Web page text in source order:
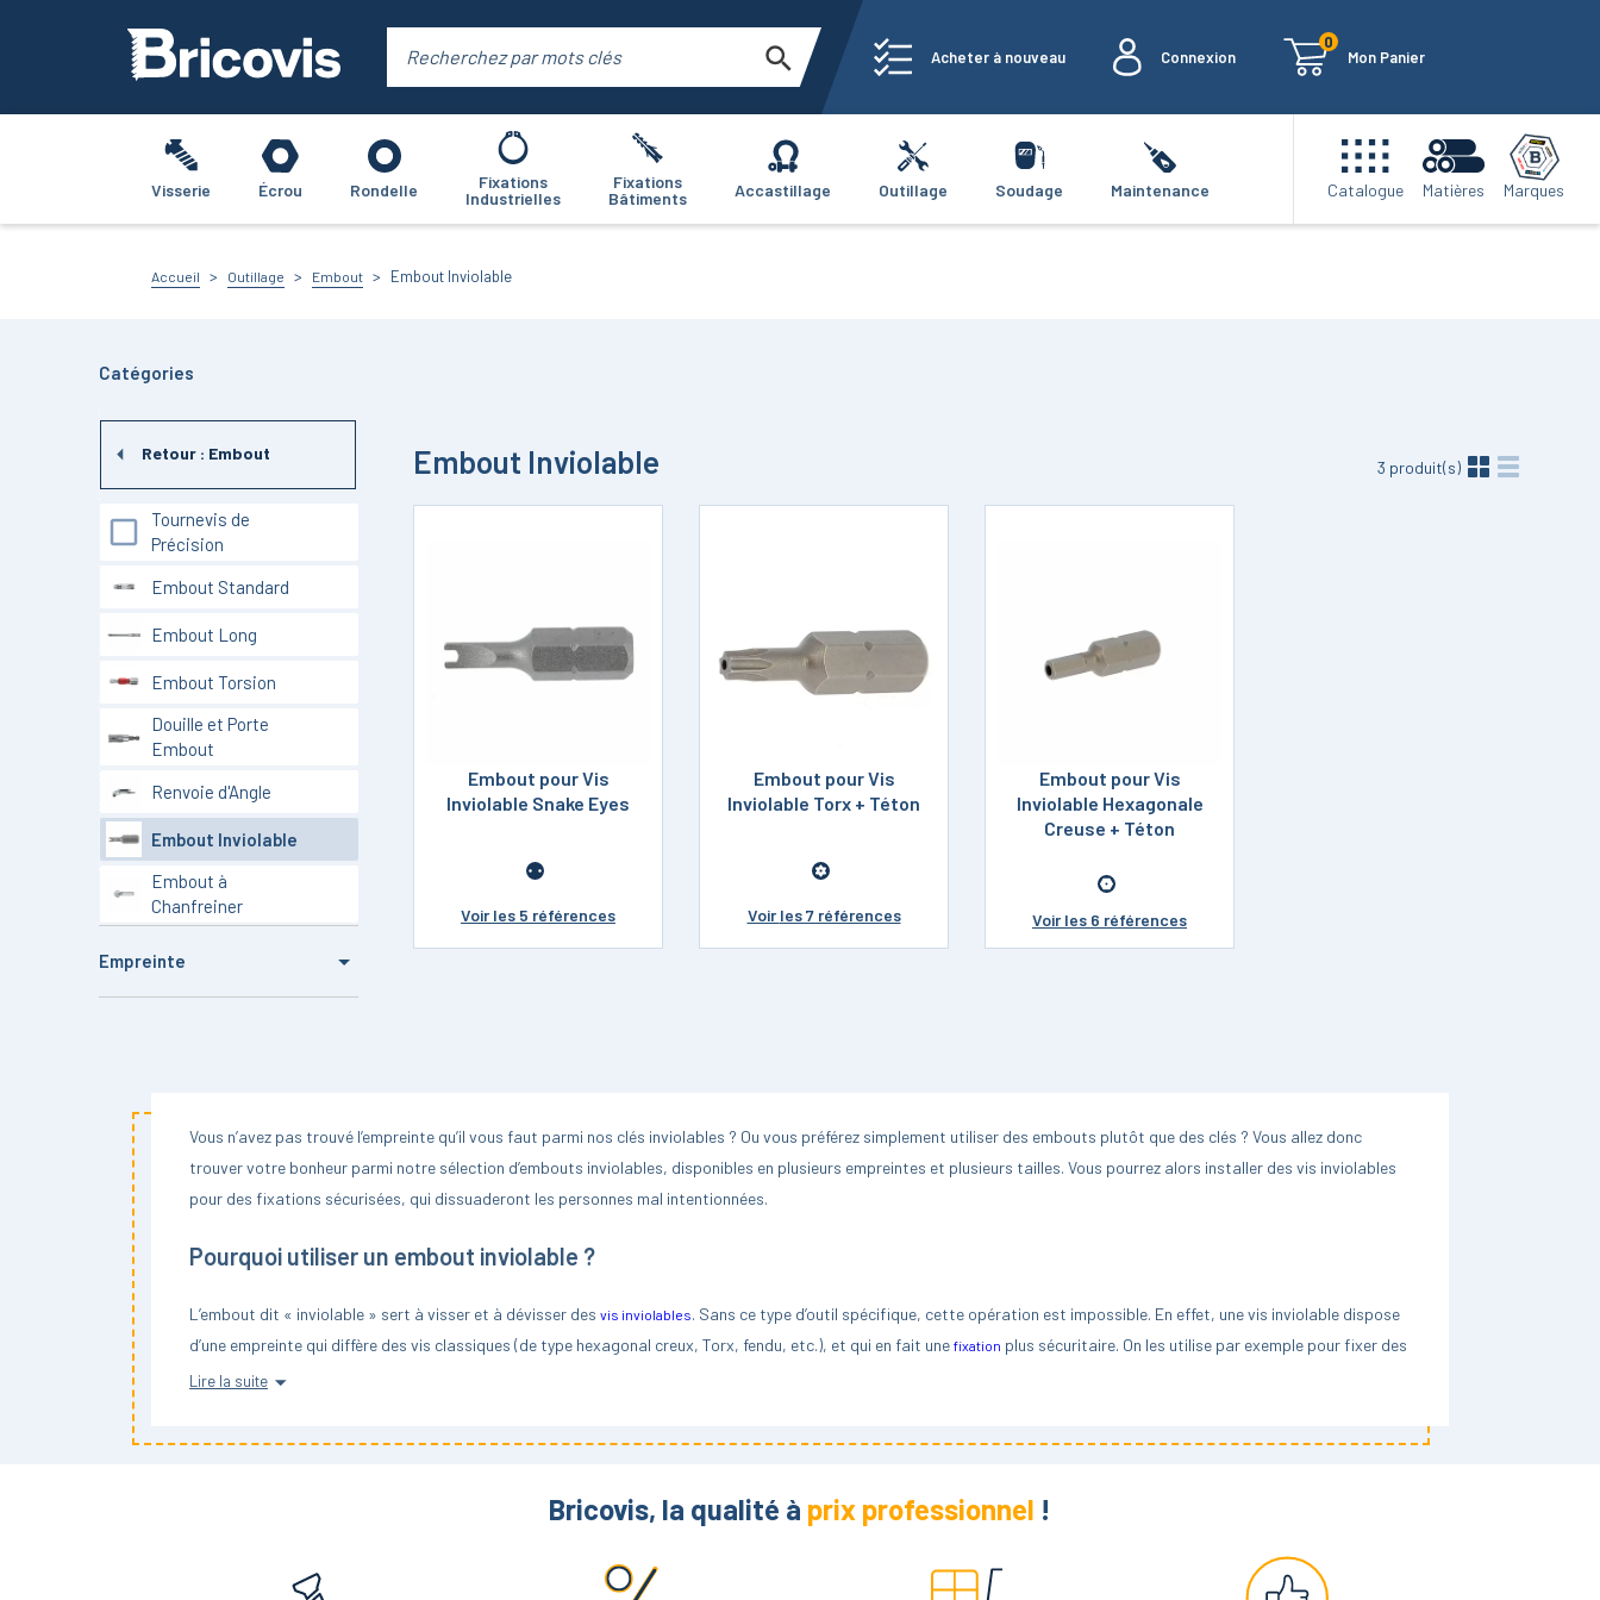
Acheter à nouveau Connexion
0
Mon Panier
Visserie Écrou Rondelle
Fixations
Industrielles
Fixations
Bâtiments
Accastillage Outillage Soudage Maintenance Catalogue Matières Marques
Accueil Outillage Embout Embout Inviolable
Catégories
Retour : Embout
Tournevis de
Précision
Embout Standard
Embout Long
Embout Torsion
Douille et Porte
Embout
Renvoie d'Angle
Embout Inviolable
Embout à
Chanfreiner
Empreinte
Embout Inviolable 3 produit(s)
Embout pour Vis
Inviolable Snake Eyes
Voirles 5 références
Embout pour Vis
Inviolable Torx + Téton
Voirles 7 références
Embout pour Vis
Inviolable Hexagonale
Creuse + Téton
Voirles 6 références
Vous n’avez pas trouvé l’empreinte qu’il vous faut parmi nos clés inviolables ? Ou vous préférez simplement utiliser des embouts plutôt que des clés ? Vous allez donc
trouver votre bonheur parmi notre sélection d’embouts inviolables, disponibles en plusieurs empreintes et plusieurs tailles. Vous pourrez alors installer des vis inviolables
pour des fixations sécurisées, qui dissuaderont les personnes mal intentionnées.
Pourquoi utiliser un embout inviolable ?
L’embout dit « inviolable » sert à visser et à dévisser des vis inviolables. Sans ce type d’outil spécifique, cette opération est impossible. En effet, une vis inviolable dispose
d’une empreinte qui diffère des vis classiques (de type hexagonal creux, Torx, fendu, etc.), et qui en fait une fixation plus sécuritaire. On les utilise par exemple pour fixer des
grilles d’aération qui donnent sur une cave, pour installer du mobilier public, des clôtures, etc.
avec un manche ergonomique ou dans un tournevis avec un manche en T. Autre atout : l’embout inviolable peut être utilisé avec une visseuse,
Comment choisir son embout inviolable ?
Lire la suite
Bricovis, la qualité à prix professionnel !